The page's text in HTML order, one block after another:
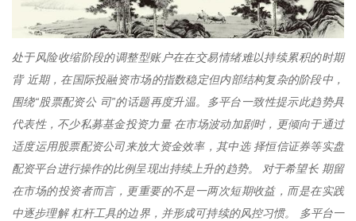
处于风险收缩阶段的调整型账户在在交易情绪难以持续累积的时期
背 近期，在国际投融资市场的指数稳定但内部结构复杂的阶段中，
围绕“股票配资公 司”的话题再度升温。多平台一致性提示此趋势具
代表性，不少私募基金投资力量 在市场波动加剧时，更倾向于通过
适度运用股票配资公司来放大资金效率，其中选 择恒信证券等实盘
配资平台进行操作的比例呈现出持续上升的趋势。 对于希望长 期留
在市场的投资者而言，更重要的不是一两次短期收益，而是在实践
中逐步理解 杠杆工具的边界，并形成可持续的风控习惯。 多平台一